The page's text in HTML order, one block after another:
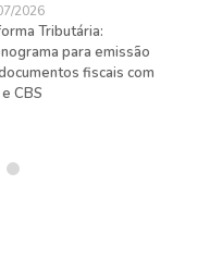
2026
Tributária:
para emissão
fiscais com
CBS